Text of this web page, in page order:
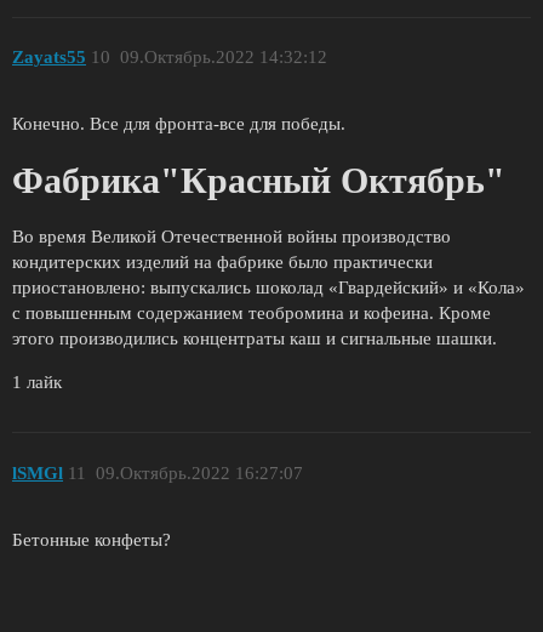
Zayats55 09.Октябрь.2022 14:32:12
10
Конечно. Все для фронта-все для победы.
Фабрика"Красный Октябрь"
Во время Великой Отечественной войны производство
кондитерских изделий на фабрике было практически
приостановлено: выпускались шоколад «Гвардейский» и «Кола»
с повышенным содержанием теобромина и кофеина. Кроме
этого производились концентраты каш и сигнальные шашки.
1 лайк
lSMGl 09.Октябрь.2022 16:27:07
11
Бетонные конфеты?